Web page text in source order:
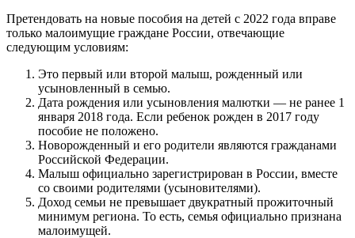
Претендовать на новые пособия на детей с 2022 года вправе
только малоимущие граждане России, отвечающие
следующим условиям:
Это первый или второй малыш, рожденный или
усыновленный в семью.
Дата рождения или усыновления малютки — не ранее 1
января 2018 года. Если ребенок рожден в 2017 году
пособие не положено.
Новорожденный и его родители являются гражданами
Российской Федерации.
Малыш официально зарегистрирован в России, вместе
со своими родителями (усыновителями).
Доход семьи не превышает двукратный прожиточный
минимум региона. То есть, семья официально признана
малоимущей.